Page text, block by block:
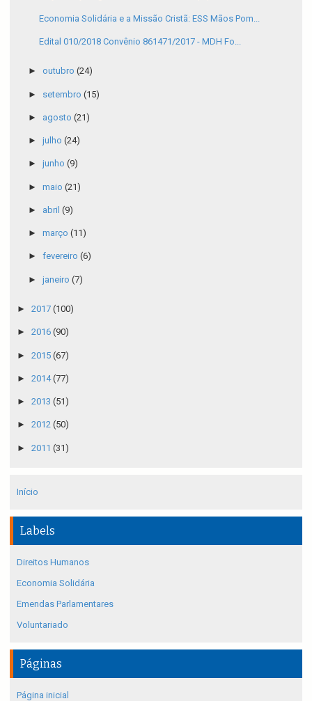
Economia Solidária e a Missão Cristã: ESS Mãos Pom...
Edital 010/2018 Convênio 861471/2017 - MDH Fo...
► outubro (24)
► setembro (15)
► agosto (21)
► julho (24)
► junho (9)
► maio (21)
► abril (9)
► março (11)
► fevereiro (6)
► janeiro (7)
► 2017 (100)
► 2016 (90)
► 2015 (67)
► 2014(77)
► 2013 (51)
► 2012 (50)
► 2011 (31)
Início
Labels
Direitos Humanos
Economia Solidária
Emendas Parlamentares
Voluntariado
Páginas
Página inicial